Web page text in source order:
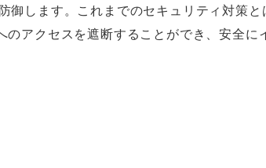
御します。これまでのセキュリティ対策
アクセスを遮断することができ、安全に